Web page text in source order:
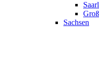
Sachsen